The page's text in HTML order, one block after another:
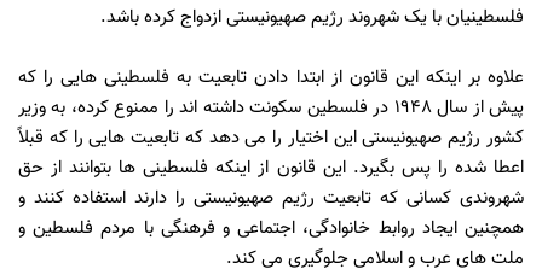
فلسطینیان با یک شهروند رژیم صهیونیستی ازدواج کرده باشد.
علاوه بر اینکه این قانون از ابتدا دادن تابعیت به فلسطینی هایی را که
پیش از سال 1948 در فلسطین سکونت داشته اند را ممنوع کرده، به وزیر
کشور رژیم صهیونیستی این اختیار را می دهد که تابعیت هایی را که قبلاً
اعطا شده را پس بگیرد. این قانون از اینکه فلسطینی ها بتوانند از حق
شهروندی کسانی که تابعیت رژیم صهیونیستی را دارند استفاده کنند و
همچنین ایجاد روابط خانوادگی، اجتماعی و فرهنگی با مردم فلسطین و
ملت های عرب و اسلامی جلوگیری می کند.